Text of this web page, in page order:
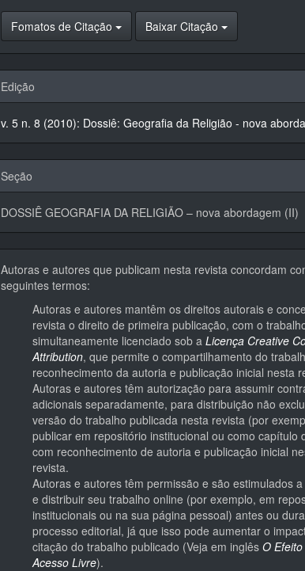
Fomatos de Citação Baixar Citação
Edição
v. 5 n. 8 (2010): Dossiê: Geografia da Religião - nova
Seção
DOSSIÊ GEOGRAFIA DA RELIGIÃO – nova abordagem (II)
Autoras e autores que publicam nesta revista concordam
seguintes termos:
Autoras e autores mantêm os direitos autorais e
revista o direito de primeira publicação, com o
simultaneamente licenciado sob aLicença Creative
Attribution, que permite o compartilhamento do
reconhecimento da autoria e publicação inicial nesta
Autoras e autores têm autorização para assumir
adicionais separadamente, para distribuição não
versão do trabalho publicada nesta revista (por
publicar em repositório institucional ou como capítulo
com reconhecimento de autoria e publicação inicial
revista.
Autoras e autores têm permissão e são estimulados
e distribuir seu trabalho online (por exemplo, em
institucionais ou na sua página pessoal) antes ou
processo editorial, já que isso pode aumentar o
citação do trabalho publicado (Veja em inglêsO
Acesso Livre).